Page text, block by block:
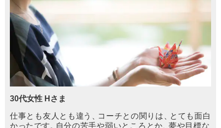
30代女性 Hさま
仕事とも友人とも違う コーチとの関りは
とても面白
かったです。 自分の苦手や弱いところとか 、夢や目標な